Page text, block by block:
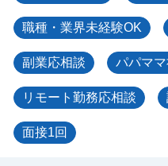
職種・業界未経験OK
副業応相談 パパマ
リモート勤務応相談
面接1回